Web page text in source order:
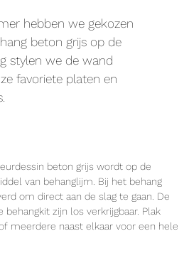
hebben we gekozen
beton grijs op de
stylen we de wand
favoriete platen en
beton grijs wordt op de
van behanglijm. Bij het behang
om direct aan de slag te gaan. De
zijn los verkrijgbaar. Plak
meerdere naast elkaar voor een hele